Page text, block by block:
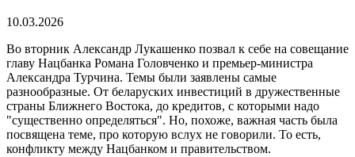
10.03.2026
Во вторник Александр Лукашенко позвал к себе на совещание
главу Нацбанка Романа Головченко и премьер-министра
Александра Турчина. Темы были заявлены самые
разнообразные. От беларуских инвестиций в дружественные
страны Ближнего Востока, до кредитов, с которыми надо
"существенно определяться". Но, похоже, важная часть была
посвящена теме, про которую вслух не говорили. То есть,
конфликту между Нацбанком и правительством.